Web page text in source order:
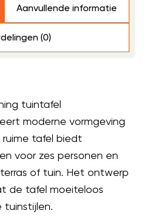
Aanvullende informatie
(0)
tuintafel
moderne vormgeving
tafel biedt
voor zes personen en
of tuin. Het ontwerp
de tafel moeiteloos
tuinstijlen.